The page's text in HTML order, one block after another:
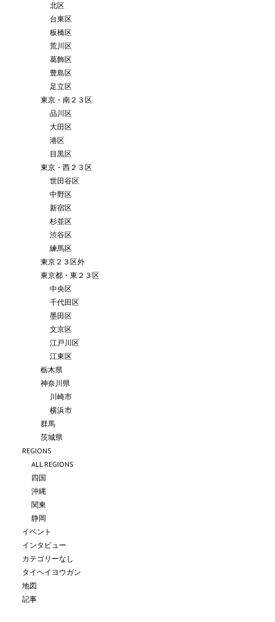
北区
台東区
板橋区
荒川区
葛飾区
豊島区
足立区
東京・南２３区
品川区
大田区
港区
目黒区
東京・西２３区
世田谷区
中野区
新宿区
杉並区
渋谷区
練馬区
東京２３区外
東京都・東２３区
中央区
千代田区
墨田区
文京区
江戸川区
江東区
栃木県
神奈川県
川崎市
横浜市
群馬
茨城県
REGIONS
ALL REGIONS
四国
沖縄
関東
静岡
イベント
インタビュー
カテゴリーなし
タイヘイヨウガン
地図
記事